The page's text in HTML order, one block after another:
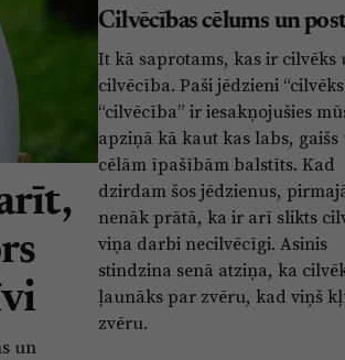
un
Cilvēcības cēlums un
It kā saprotams, kas ir cilvēks
cilvēcība. Paši jēdzieni
“cilvēcība” ir iesakņojušies
apziņā kā kaut kas labs, gaišs
cēlām īpašībām balstīts. Kad
dzirdam šos jēdzienus,
nenāk prātā, ka ir arī slikts
viņa darbi necilvēcīgi. Asinis
stindzina senā atziņa, ka
ļaunāks par zvēru, kad viņš
zvēru.